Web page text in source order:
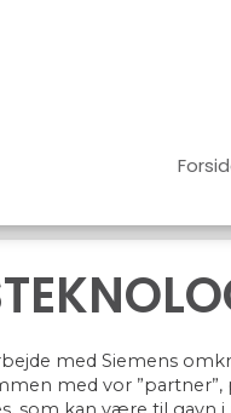
med Siemens
med vor